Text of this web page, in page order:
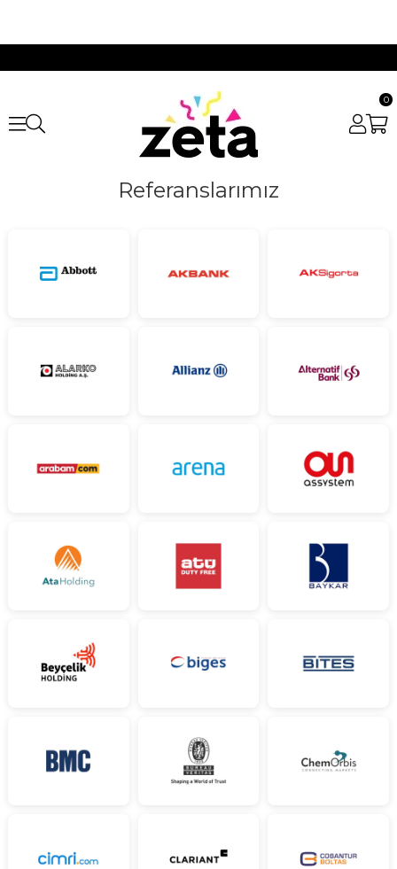
0
Referanslarımız